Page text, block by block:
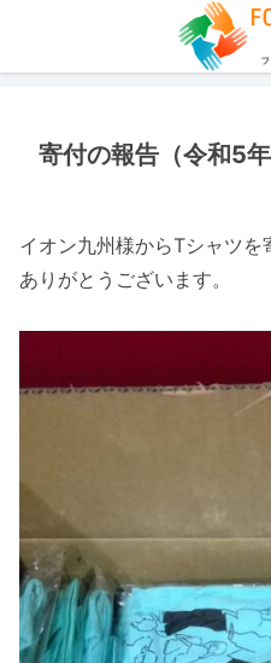
寄付の報告（令和5年
イオン九州様からTシャツを
ありがとうございます。